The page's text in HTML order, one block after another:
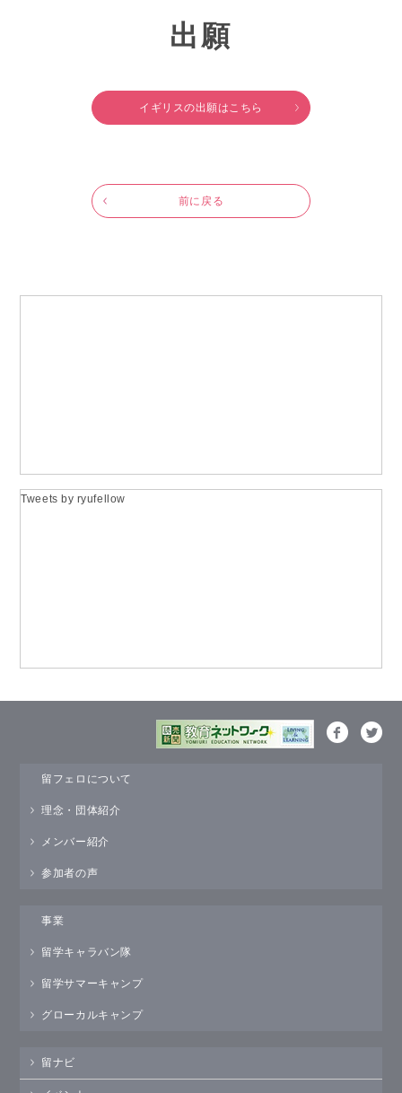
出願
イギリスの出願はこちら
前に戻る
Tweets by ryufellow
留フェロについて
理念・団体紹介
メンバー紹介
参加者の声
事業
留学キャラバン隊
留学サマーキャンプ
グローカルキャンプ
留ナビ